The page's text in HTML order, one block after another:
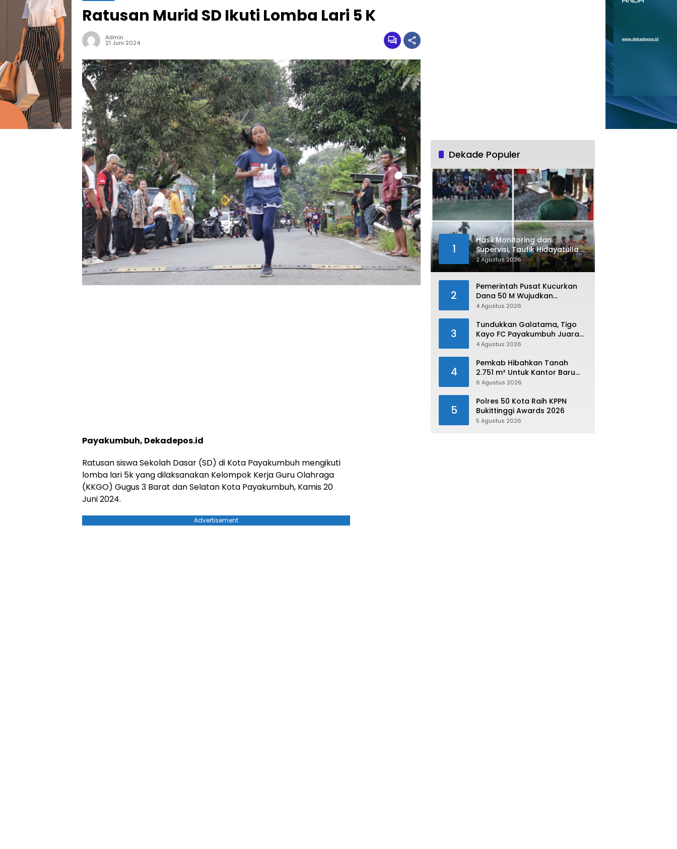
Ratusan Murid SD Ikuti Lomba Lari 5 K
Admin
21 Juni 2024
Payakumbuh, Dekadepos.id
Ratusan siswa Sekolah Dasar (SD) di Kota Payakumbuh mengikuti
lomba lari 5k yang dilaksanakan Kelompok Kerja Guru Olahraga
(KKGO) Gugus 3 Barat dan Selatan Kota Payakumbuh, Kamis 20
Juni 2024.
Advertisement
Dekade Populer
1
Hasil Monitoring dan
Supervisi, Taufik Hidayatullah:
Limapuluh Kota Siap Kirimkan
Atlet Terbaiknya Pada
2 Agustus 2026
2
Pemerintah Pusat Kucurkan
Dana 50 M Wujudkan
Swasembada dan Ketahanan
4 Agustus 2026
3
Tundukkan Galatama, Tigo
Kayo FC Payakumbuh Juara
Piala Walikota Payakumbuh
4 Agustus 2026
4
Pemkab Hibahkan Tanah
2.751 m² Untuk Kantor Baru
Kejaksaan Negeri Limapuluh
6 Agustus 2026
5
Polres 50 Kota Raih KPPN
Bukittinggi Awards 2026
5 Agustus 2026